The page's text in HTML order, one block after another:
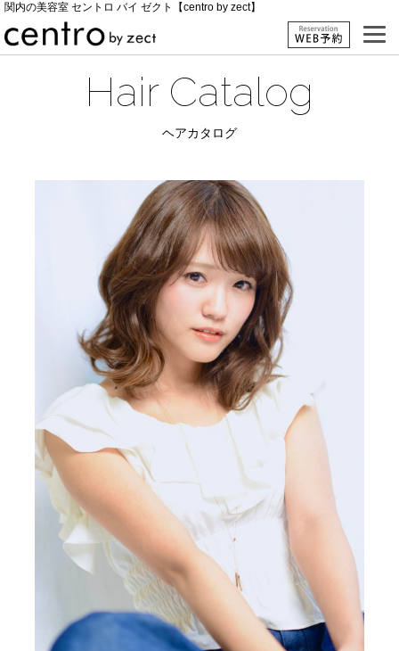
関内の美容室 セントロ バイ ゼクト【centro by zect】
Hair Catalog
ヘアカタログ